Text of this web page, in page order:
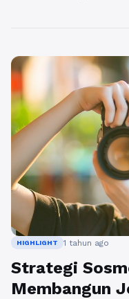
HIGHLIGHT 1 tahun ago
Strategi
Membangun